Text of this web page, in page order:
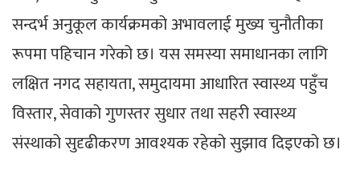
सन्दर्भ अनुकूल कार्यक्रमको अभावलाई मुख्य चुनौतीका
रूपमा पहिचान गरेको छ। यस समस्या समाधानका लागि
लक्षित नगद सहायता, समुदायमा आधारित स्वास्थ्य पहुँच
विस्तार, सेवाको गुणस्तर सुधार तथा सहरी स्वास्थ्य
संस्थाको सुदृढीकरण आवश्यक रहेको सुझाव दिइएको छ।